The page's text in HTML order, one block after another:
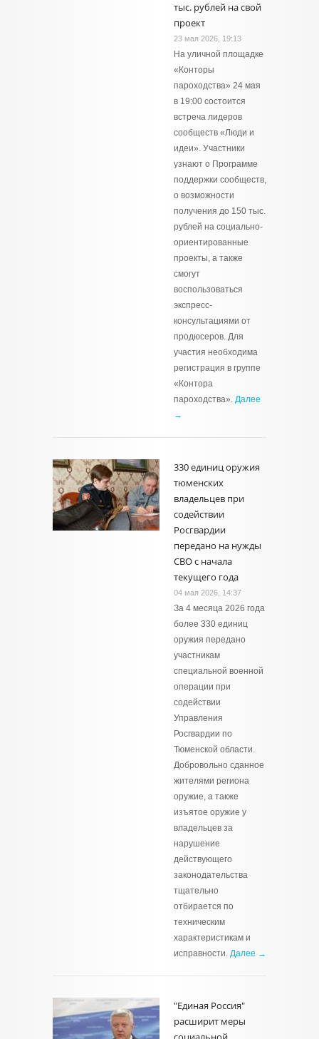
тыс. рублей на свой
проект
23 мая 2026, 19:13
На уличной площадке
«Конторы
пароходства» 24 мая
в 19:00 состоится
встреча лидеров
сообществ «Люди и
идеи». Участники
узнают о Программе
поддержки сообществ,
о возможности
получения до 150 тыс.
рублей на социально-
ориентированные
проекты, а также
смогут
воспользоваться
экспресс-
консультациями от
продюсеров. Для
участия необходима
регистрация в группе
«Контора
пароходства». Далее
→
330 единиц оружия
тюменских
владельцев при
содействии
Росгвардии
передано на нужды
СВО с начала
текущего года
04 мая 2026, 14:37
За 4 месяца 2026 года
более 330 единиц
оружия передано
участникам
специальной военной
операции при
содействии
Управления
Росгвардии по
Тюменской области.
Добровольно сданное
жителями региона
оружие, а также
изъятое оружие у
владельцев за
нарушение
действующего
законодательства
тщательно
отбирается по
техническим
характеристикам и
исправности. Далее →
"Единая Россия"
расширит меры